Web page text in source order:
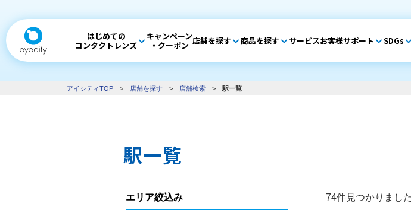
はじめての
コンタクトレンズ
キャンペーン
・クーポン 店舗を探す 商品を探す サービスお客様サポート SDGs
アイシティTOP > 店舗を探す > 店舗検索 > 駅一覧
駅一覧
エリア絞込み 74件見つかりました